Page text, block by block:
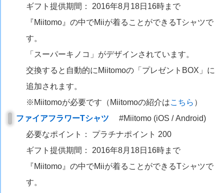
ギフト提供期間： 2016年8月18日16時まで
『Miitomo』の中でMiiが着ることができるTシャツで
す。
「スーパーキノコ」がデザインされています。
交換すると自動的にMiitomoの「プレゼントBOX」に
追加されます。
※Miitomoが必要です（Miitomoの紹介はこちら ）
ファイアフラワーTシャツ
#Miitomo (iOS / Android)
必要なポイント： プラチナポイント 200
ギフト提供期間： 2016年8月18日16時まで
『Miitomo』の中でMiiが着ることができるTシャツで
す。